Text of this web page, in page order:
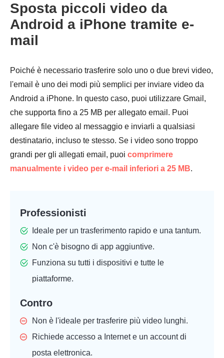
Sposta piccoli video da
Android a iPhone tramite e-
mail
Poiché è necessario trasferire solo uno o due brevi video,
l'email è uno dei modi più semplici per inviare video da
Android a iPhone. In questo caso, puoi utilizzare Gmail,
che supporta fino a 25 MB per allegato email. Puoi
allegare file video al messaggio e inviarli a qualsiasi
destinatario, incluso te stesso. Se i video sono troppo
grandi per gli allegati email, puoi comprimere
manualmente i video per e-mail inferiori a 25 MB.
Professionisti
Ideale per un trasferimento rapido e una tantum.
Non c'è bisogno di app aggiuntive.
Funziona su tutti i dispositivi e tutte le
piattaforme.
Contro
Non è l'ideale per trasferire più video lunghi.
Richiede accesso a Internet e un account di
posta elettronica.